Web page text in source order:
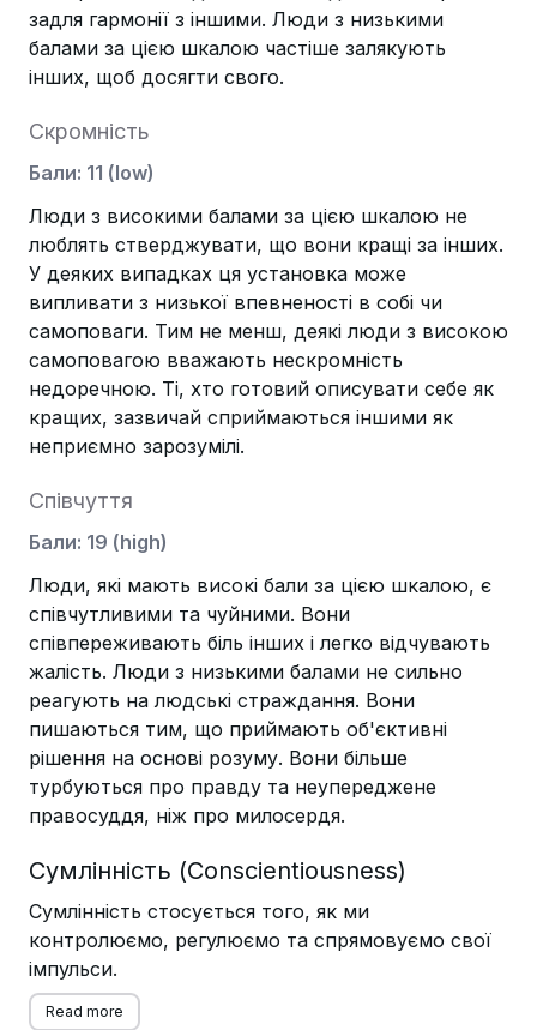
задля гармонії з іншими. Люди з низькими
балами за цією шкалою частіше залякують
інших, щоб досягти свого.
Скромність
Бали: 11 (low)
Люди з високими балами за цією шкалою не
люблять стверджувати, що вони кращі за інших.
У деяких випадках ця установка може
випливати з низької впевненості в собі чи
самоповаги. Тим не менш, деякі люди з високою
самоповагою вважають нескромність
недоречною. Ті, хто готовий описувати себе як
кращих, зазвичай сприймаються іншими як
неприємно зарозумілі.
Співчуття
Бали: 19 (high)
Люди, які мають високі бали за цією шкалою, є
співчутливими та чуйними. Вони
співпереживають біль інших і легко відчувають
жалість. Люди з низькими балами не сильно
реагують на людські страждання. Вони
пишаються тим, що приймають об'єктивні
рішення на основі розуму. Вони більше
турбуються про правду та неупереджене
правосуддя, ніж про милосердя.
Сумлінність (Conscientiousness)
Сумлінність стосується того, як ми
контролюємо, регулюємо та спрямовуємо свої
імпульси.
Read more